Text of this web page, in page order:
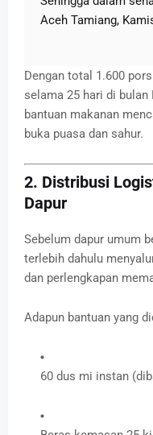
Aceh Tamiang,
Dengan total 1.600
selama 25 hari di bulan
bantuan makanan
buka puasa dan sahur.
2. Distribusi
Dapur
Sebelum dapur umum
terlebih dahulu
dan perlengkapan
Adapun bantuan yang
60 dus mi instan